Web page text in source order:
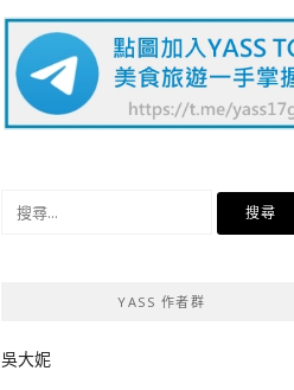
YASS 作者群
吳大妮